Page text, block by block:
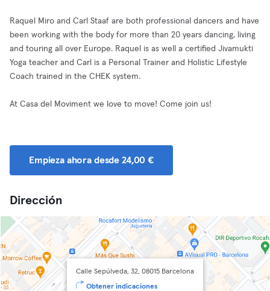
Raquel Miro and Carl Staaf are both professional dancers and have
been working with the body for more than 20 years dancing, living
and touring all over Europe. Raquel is as well a certified Jivamukti
Yoga teacher and Carl is a Personal Trainer and Holistic Lifestyle
Coach trained in the CHEK system.
At Casa del Moviment we love to move! Come join us!
Empieza ahora desde 24,00 €
Dirección
Calle Sepúlveda, 32, 08015 Barcelona
Obtener indicaciones